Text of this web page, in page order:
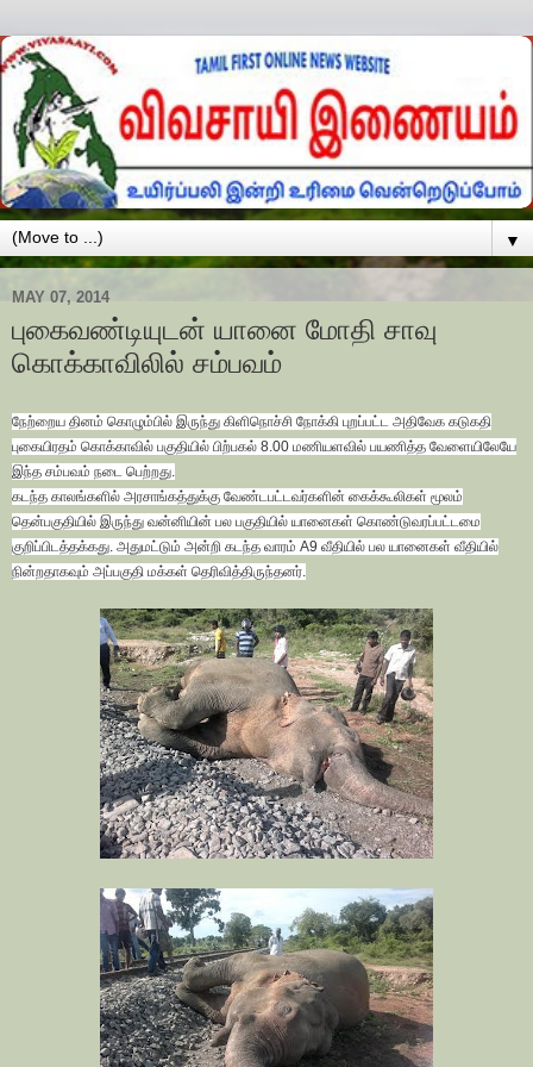
▼
MAY 07, 2014
புகைவண்டியுடன் யானை மோதி சாவு
கொக்காவிலில் சம்பவம்
நேற்றைய தினம் கொழும்பில் இருந்து கிளிநொச்சி நோக்கி புறப்பட்ட அதிவேக கடுகதி
புகையிரதம் கொக்காவில் பகுதியில் பிற்பகல் 8.00 மணியளவில் பயணித்த வேளையிலேயே
இந்த சம்பவம் நடை பெற்றது.
கடந்த காலங்களில் அரசாங்கத்துக்கு வேண்டபட்டவர்களின் கைக்கூலிகள் மூலம்
தென்பகுதியில் இருந்து வன்னியின் பல பகுதியில் யானைகள் கொண்டுவரப்பட்டமை
குறிப்பிடத்தக்கது. அதுமட்டும் அன்றி கடந்த வாரம் A9 வீதியில் பல யானைகள் வீதியில்
நின்றதாகவும் அப்பகுதி மக்கள் தெரிவித்திருந்தனர்.